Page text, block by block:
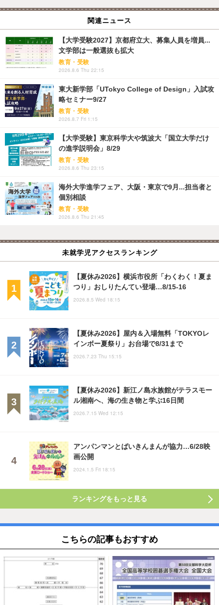
関連ニュース
【大学受験2027】京都府立大、募集人員を増員...
文学部は一般選抜も拡大
教育・受験
2026.8.6 Thu 22:15
東大新学部「UTokyo College of Design」入試攻
略セミナー9/27
教育・受験
2026.8.7 Fri 1:15
【大学受験】東京科学大や筑波大「国立大学だけ
の進学説明会」8/29
教育・受験
2026.8.6 Thu 23:15
海外大学進学フェア、大阪・東京で9月...担当者と
個別相談
教育・受験
2026.8.6 Thu 21:45
未就学児アクセスランキング
【夏休み2026】横浜市役所「わくわく！夏ま
つり」おしりたんてい登場…8/15-16
2026.8.5 Wed 18:15
【夏休み2026】屋内＆入場無料「TOKYOレ
インボー夏祭り」お台場で8/31まで
2026.7.23 Thu 15:15
【夏休み2026】新江ノ島水族館がテラスモー
ル湘南へ、海の生き物と学ぶ16日間
2026.7.15 Wed 12:15
アンパンマンとばいきんまんが協力…6/28映
画公開
2024.1.5 Fri 18:15
ランキングをもっと見る
こちらの記事もおすすめ